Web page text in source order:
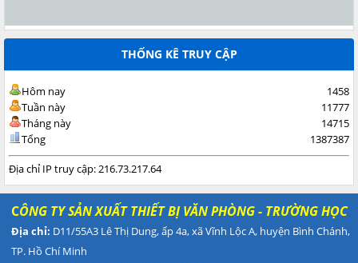
THỐNG KÊ TRUY CẬP
Hôm nay
1458
Tuần này
11777
Tháng này
14715
Tổng
1387387
Địa chỉ IP truy cập: 216.73.217.64
CÔNG TY SẢN XUẤT THIẾT BỊ VĂN PHÒNG - TRƯỜNG HỌC
Địa chỉ: D11/55A3 Lê Thị Dung, ấp 4a, xã Vĩnh Lộc A, huyện Bình Chánh,
TP. Hồ Chí Minh